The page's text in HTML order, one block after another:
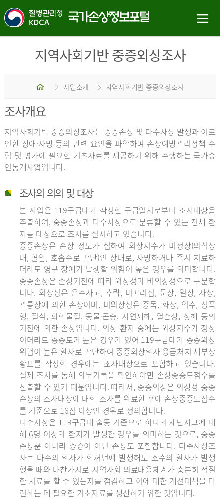
지역사회기반 중증외상조사
홈 사업소개 지역사회기반 중증외상조사
조사개요
지역사회기반 중증외상조사는 중증손상 및 다수사상 발생과 이로
인한 장애·사망 등의 관련 요인을 파악하여 손상예방관리정책 수
립 및 평가에 필요한 기초자료를 제공하기 위해 수행하는 국가승
인통계사업입니다.
조사의 의의 및 대상
본 사업은 119구급대가 작성한 구급일지로부터 조사대상을
추출하여, 중증손상과 다수사상으로 분류할 수 있는 전체 환
자를 대상으로 조사를 실시하고 있습니다.
중증손상은 손상 정도가 심하여 외상지수가 비정상(의식상
태, 혈압, 호흡수로 판단)인 상태로, 사망하거나 즉시 치료하
더라도 영구 장애가 발생할 위험이 높은 경우를 의미합니다.
중증손상은 손상기전에 따라 외상성과 비외상성으로 구분합
니다. 외상성은 운수사고, 추락, 미끄러짐, 둔상, 열상, 자상,
관통상에 의한 손상이며, 비외상성은 중독, 화상, 익수, 성폭
행, 질식, 화학물질, 동물·곤충, 자연재해, 열손상, 상해 등의
기전에 의한 손상입니다. 외상 환자 중에는 외상지수가 정상
이더라도 중증도가 높은 경우가 있어 119구급대가 중증외상
위험이 높은 환자로 판단하여 중증외상환자 응급처치 세부상
황표를 작성한 경우에는 조사대상으로 포함하고 있습니다.
실제 조사를 통해 의무기록을 확인해야만 손상중증도점수를
산출할 수 있기 때문입니다. 따라서, 중증외상은 외상성 중증
손상의 조사대상에 대한 조사를 완료한 후에 손상중증도점수
를 기준으로 16점 이상인 경우로 정의합니다.
다수사상은 119구급대 출동 기준으로 하나의 재난사고에 대
해 6명 이상의 환자가 발생한 경우를 의미하는 것으로, 중증
손상뿐 아니라 중증이 아닌 손상도 포함합니다. 다수사상조
사는 다수의 환자가 한꺼번에 발생해도 소수의 환자가 발생
했을 때와 마찬가지로 지역사회 의료대응체계가 충분히 적절
한 치료를 할 수 있는지를 점검하고 이에 대한 개선대책을 마
련하는 데 필요한 기초자료를 생산하기 위한 것입니다.